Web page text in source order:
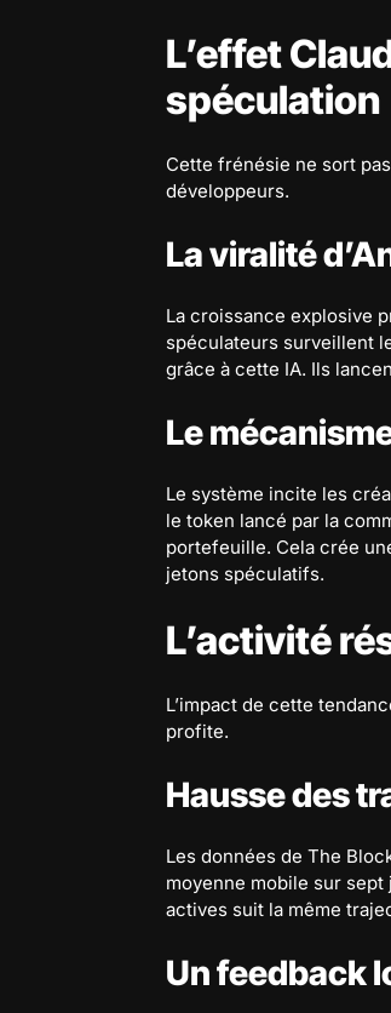
L’effet
spéculation
Cette frénésie ne sort
développeurs.
La viralité
La croissance explosive
spéculateurs surveillent
grâce à cette IA. Ils
Le
Le système incite les
le token lancé par la
portefeuille. Cela crée
jetons spéculatifs.
L’activité
L’impact de cette
profite.
Hausse des
Les données de The
moyenne mobile sur
actives suit la même
Un feedback